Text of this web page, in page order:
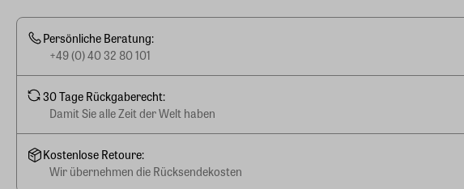
Persönliche Beratung:
+49 (0) 40 32 80 101
30 Tage Rückgaberecht:
Damit Sie alle Zeit der Welt haben
Kostenlose Retoure:
Wir übernehmen die Rücksendekosten